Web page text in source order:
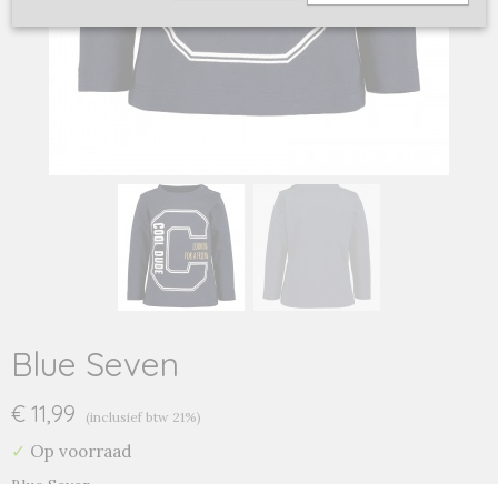
Blue Seven
€ 11,99 (inclusief btw 21%)
✓ Op voorraad